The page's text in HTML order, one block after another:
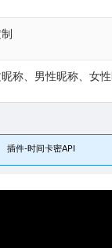
称、男性昵称、女性
插件-时间卡密API